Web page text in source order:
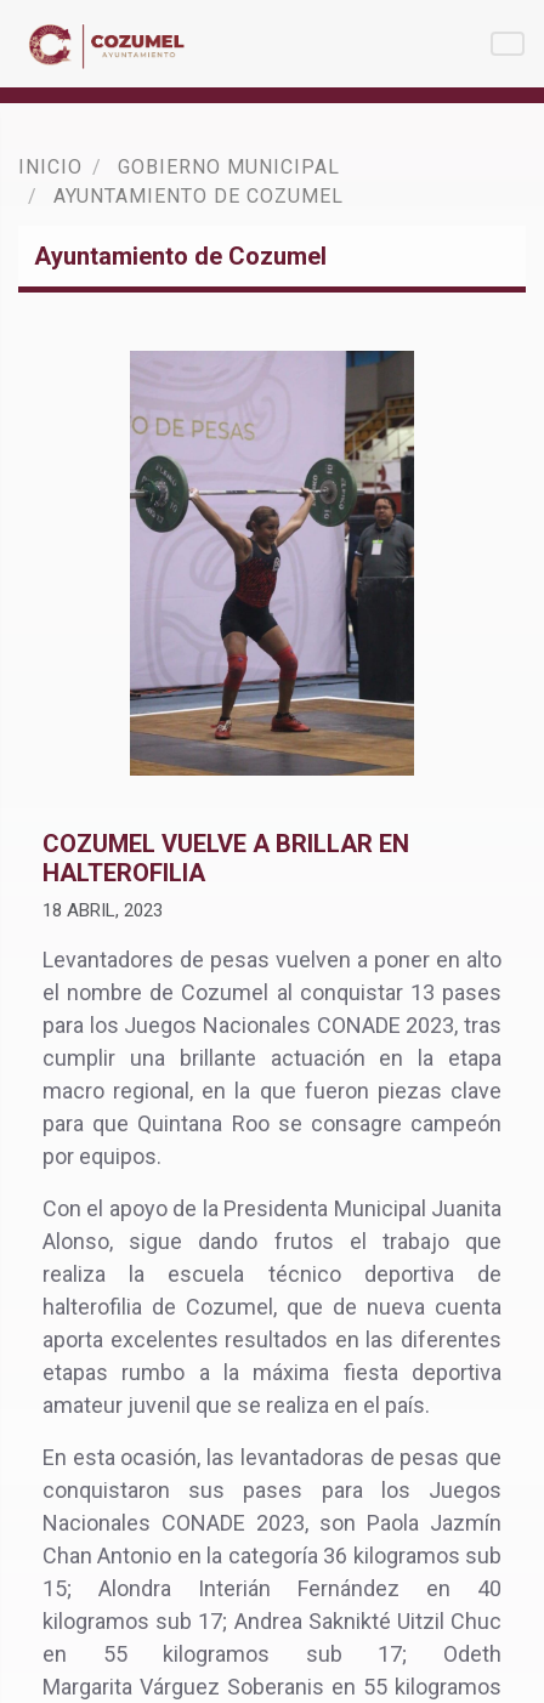
INICIO
GOBIERNO MUNICIPAL
AYUNTAMIENTO DE COZUMEL
Ayuntamiento de Cozumel
COZUMEL VUELVE A BRILLAR EN
HALTEROFILIA
18 ABRIL, 2023
Levantadores de pesas vuelven a poner en alto
el nombre de Cozumel al conquistar 13 pases
para los Juegos Nacionales CONADE 2023, tras
cumplir una brillante actuación en la etapa
macro regional, en la que fueron piezas clave
para que Quintana Roo se consagre campeón
por equipos.
Con el apoyo de la Presidenta Municipal Juanita
Alonso, sigue dando frutos el trabajo que
realiza la escuela técnico deportiva de
halterofilia de Cozumel, que de nueva cuenta
aporta excelentes resultados en las diferentes
etapas rumbo a la máxima fiesta deportiva
amateur juvenil que se realiza en el país.
En esta ocasión, las levantadoras de pesas que
conquistaron sus pases para los Juegos
Nacionales CONADE 2023, son Paola Jazmín
Chan Antonio en la categoría 36 kilogramos sub
15; Alondra Interián Fernández en 40
kilogramos sub 17; Andrea Saknikté Uitzil Chuc
en 55 kilogramos sub 17; Odeth
Margarita Várguez Soberanis en 55 kilogramos